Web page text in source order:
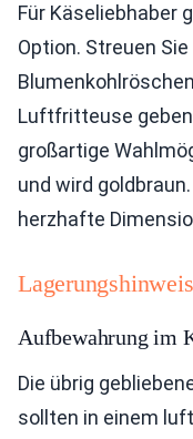
Für Käseliebhaber
Option. Streuen
Luftfritteuse
großartige
und wird
herzhafte
Aufbewahrung im
Die übrig
sollten in einem